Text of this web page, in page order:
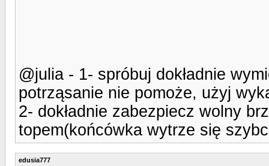
@julia - 1- spróbuj dokładnie
potrząsanie nie pomoże, użyj
2- dokładnie zabezpiecz wolny
topem(końcówka wytrze się
edusia777